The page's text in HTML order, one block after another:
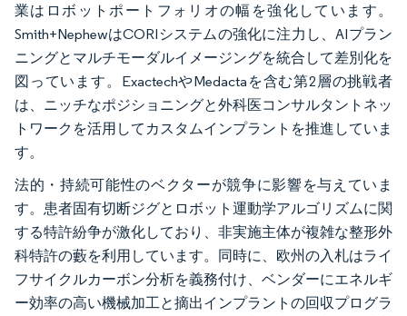
業はロボットポートフォリオの幅を強化しています。
Smith+NephewはCORIシステムの強化に注力し、AIプラン
ニングとマルチモーダルイメージングを統合して差別化を
図っています。ExactechやMedactaを含む第2層の挑戦者
は、ニッチなポジショニングと外科医コンサルタントネッ
トワークを活用してカスタムインプラントを推進していま
す。
法的・持続可能性のベクターが競争に影響を与えていま
す。患者固有切断ジグとロボット運動学アルゴリズムに関
する特許紛争が激化しており、非実施主体が複雑な整形外
科特許の藪を利用しています。同時に、欧州の入札はライ
フサイクルカーボン分析を義務付け、ベンダーにエネルギ
ー効率の高い機械加工と摘出インプラントの回収プログラ